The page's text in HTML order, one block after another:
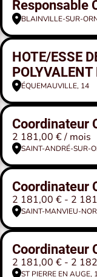
Responsable
BLAINVILLE-SUR-
HOTE/ESSE
ÉQUEMAUVILLE, 14
Coordinateur
2 181,00 € / mois
SAINT-ANDRÉ-SUR-
Coordinateur
2 181,00 € - 2
SAINT-MANVIEU-
Coordinateur
2 181,00 € - 2
ST PIERRE EN AUGE,